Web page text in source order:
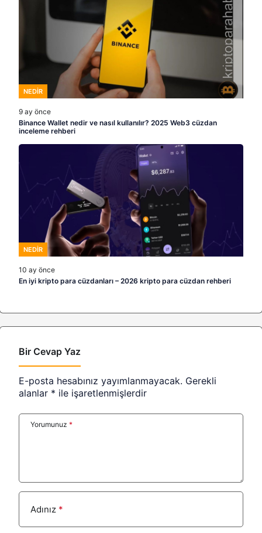
NEDIR
9 ay önce
Binance Wallet nedir ve nasıl kullanılır? 2025 Web3 cüzdan
inceleme rehberi
NEDIR
10 ay önce
En iyi kripto para cüzdanları – 2026 kripto para cüzdan rehberi
Bir Cevap Yaz
E-posta hesabınız yayımlanmayacak. Gerekli
alanlar * ile işaretlenmişlerdir
Yorumunuz *
Adınız *